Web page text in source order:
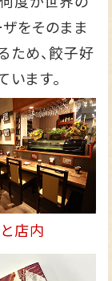
をそのまま
ため、餃子好
ます。
店内